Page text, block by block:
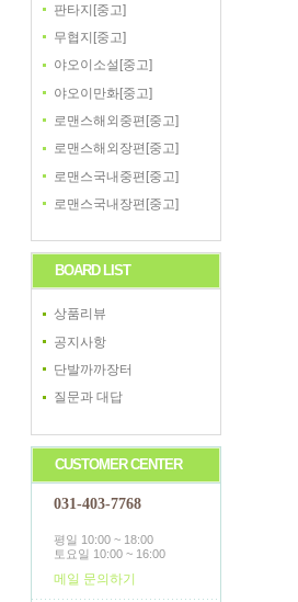
판타지[중고]
무협지[중고]
야오이소설[중고]
야오이만화[중고]
로맨스해외중편[중고]
로맨스해외장편[중고]
로맨스국내중편[중고]
로맨스국내장편[중고]
BOARD LIST
상품리뷰
공지사항
단발까까장터
질문과 대답
CUSTOMER CENTER
031-403-7768
평일 10:00 ~ 18:00
토요일 10:00 ~ 16:00
메일 문의하기